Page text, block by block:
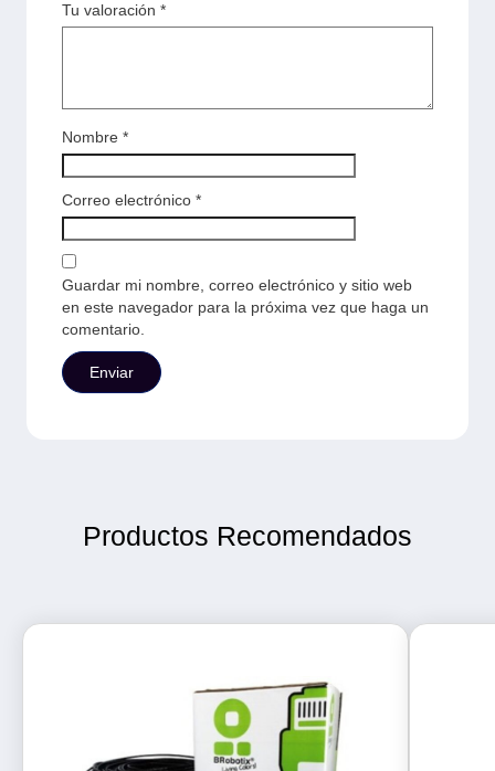
Tu valoración *
Nombre *
Correo electrónico *
Guardar mi nombre, correo electrónico y sitio web
en este navegador para la próxima vez que haga un
comentario.
Productos Recomendados